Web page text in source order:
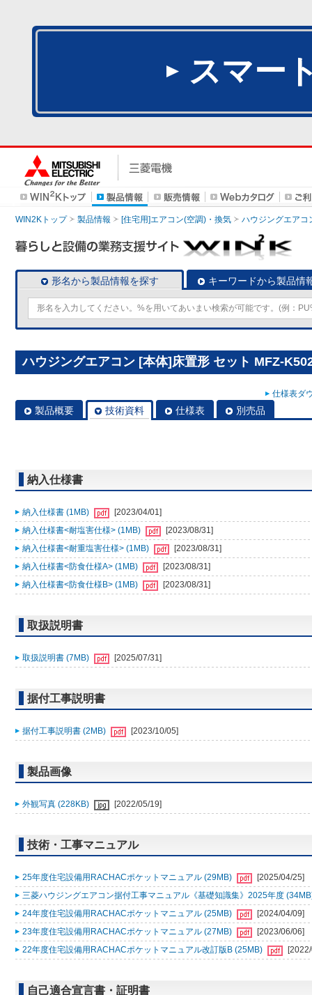
スマー
WIN2Kトップ 製品情報 [住宅用]エアコン(空調)・換気 ハウジングエアコ
形名から製品情報を探す キーワードから製品情
ハウジングエアコン [本体]床置形 セット MFZ-
仕様表ダ
製品概要 技術資料 仕様表 別売品
納入仕様書
納入仕様書 (1MB)
[2023/04/01]
納入仕様書<耐塩害仕様> (1MB)
[2023/08/31]
納入仕様書<耐重塩害仕様> (1MB)
[2023/08/31]
納入仕様書<防食仕様A> (1MB)
[2023/08/31]
納入仕様書<防食仕様B> (1MB)
[2023/08/31]
取扱説明書
取扱説明書 (7MB) [2025/07/31]
据付工事説明書
据付工事説明書 (2MB) [2023/10/05]
製品画像
外観写真 (228KB) [2022/05/19]
技術・工事マニュアル
25年度住宅設備用RACHACポケットマニュアル (29MB)
[2025/04/25]
三菱ハウジングエアコン据付工事マニュアル《基礎知識集》2025年度
24年度住宅設備用RACHACポケットマニュアル (25MB)
[2024/04/09]
23年度住宅設備用RACHACポケットマニュアル (27MB)
[2023/06/06]
22年度住宅設備用RACHACポケットマニュアル改訂版B (25MB)
自己適合宣言書・証明書